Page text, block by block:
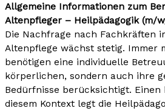
Allgemeine Informationen zum
Altenpfleger – Heilpädagogik (m/
Die Nachfrage nach Fachkräften
Altenpflege wächst stetig. Immer
benötigen eine individuelle
körperlichen, sondern auch ihre
Bedürfnisse berücksichtigt. Einen
diesem Kontext legt die